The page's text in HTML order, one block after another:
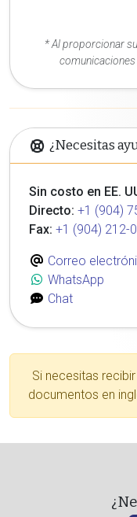
* Al proporcionar
¿Necesitas
Sin costo en EE.
Directo: +1 (904)
Fax: +1 (904) 212-
Correo
WhatsApp
Chat
Si necesitas
documentos en